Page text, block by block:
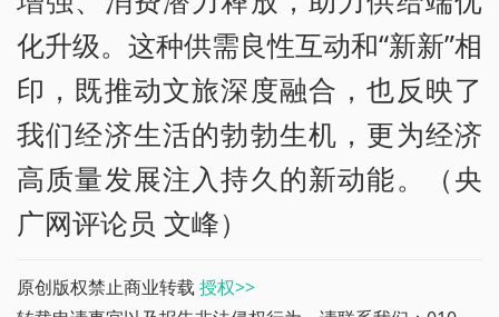
化升级。这种供需良性互动和“新新”相
印，既推动文旅深度融合，也反映了
我们经济生活的勃勃生机，更为经济
高质量发展注入持久的新动能。（央
广网评论员 文峰）
原创版权禁止商业转载授权>>